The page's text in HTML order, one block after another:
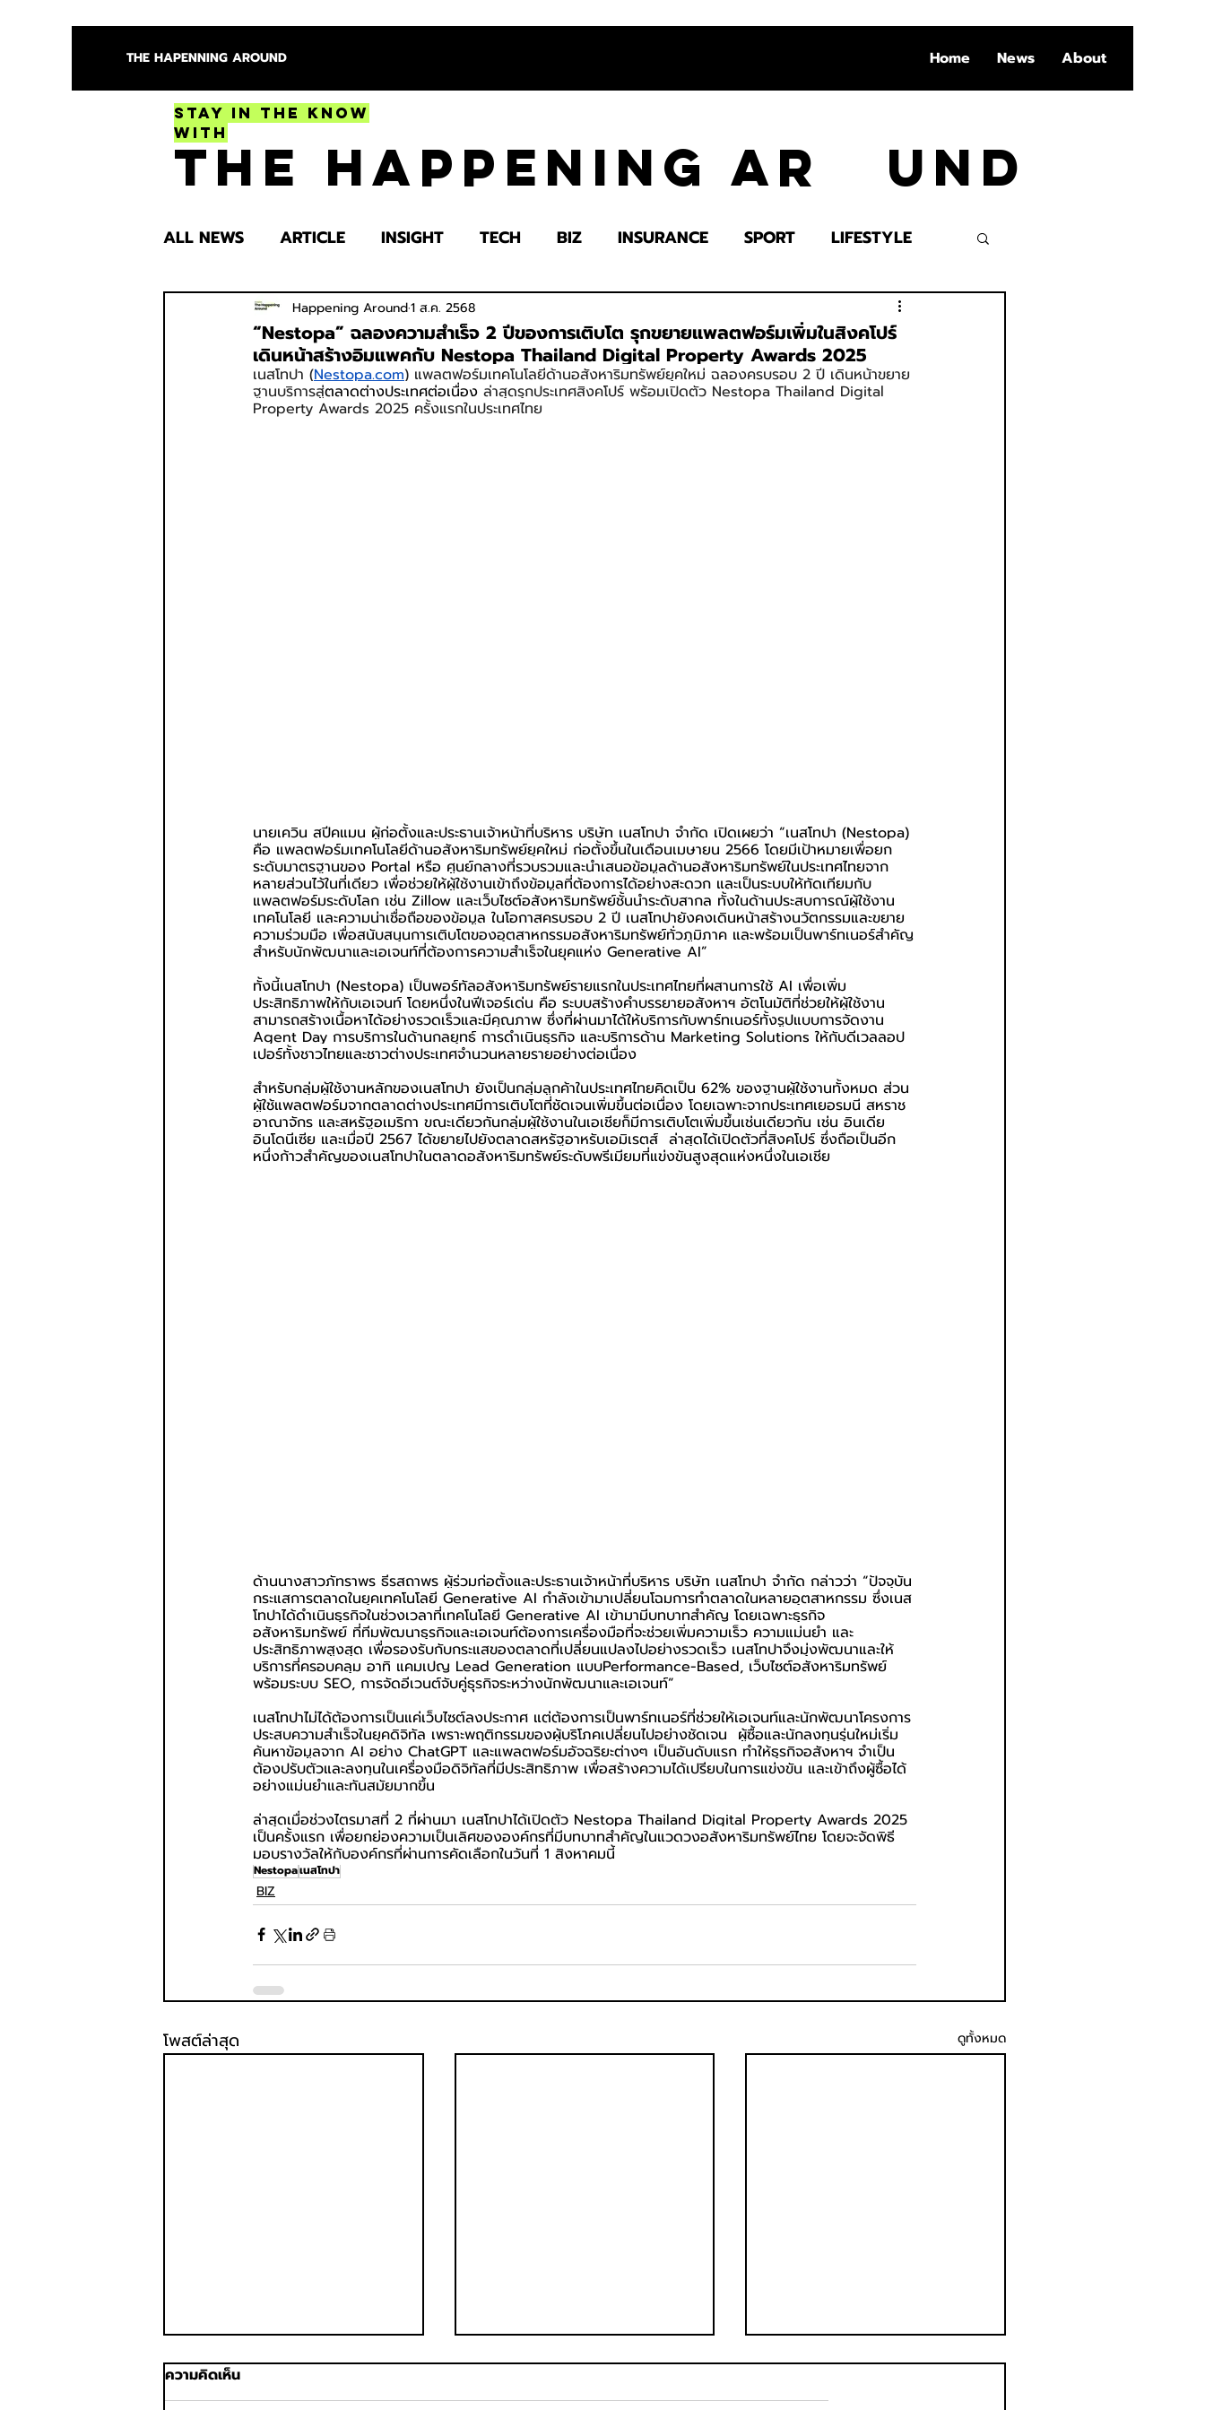
THE HAPENNING AROUND Home News About
Stay in the Know
With
The Happening Ar und
ALL NEWS ARTICLE INSIGHT TECH BIZ INSURANCE SPORT LIFESTYLE
ENTERTAINMENT HEALTH EDUCATION
SPOTLIGHT TRY
“Nestopa” ฉลองความสำเร็จ 2 ปีของการเติบโต รุกขยายแพลตฟอร์มเพิ่มในสิงคโปร์
เดินหน้าสร้างอิมแพคกับ Nestopa Thailand Digital Property Awards 2025
Happening Around1 ส.ค. 2568
เนสโทปา (Nestopa.com) แพลตฟอร์มเทคโนโลยีด้านอสังหาริมทรัพย์ยุคใหม่ ฉลองครบรอบ 2 ปี เดินหน้าขยาย
ฐานบริการสู่ตลาดต่างประเทศต่อเนื่อง ล่าสุดรุกประเทศสิงคโปร์ พร้อมเปิดตัว Nestopa Thailand Digital
Property Awards 2025 ครั้งแรกในประเทศไทย
นายเควิน สปีคแมน ผู้ก่อตั้งและประธานเจ้าหน้าที่บริหาร บริษัท เนสโทปา จำกัด เปิดเผยว่า “เนสโทปา (Nestopa)
คือ แพลตฟอร์มเทคโนโลยีด้านอสังหาริมทรัพย์ยุคใหม่ ก่อตั้งขึ้นในเดือนเมษายน 2566 โดยมีเป้าหมายเพื่อยก
ระดับมาตรฐานของ Portal หรือ ศูนย์กลางที่รวบรวมและนำเสนอข้อมูลด้านอสังหาริมทรัพย์ในประเทศไทยจาก
หลายส่วนไว้ในที่เดียว เพื่อช่วยให้ผู้ใช้งานเข้าถึงข้อมูลที่ต้องการได้อย่างสะดวก และเป็นระบบให้ทัดเทียมกับ
แพลตฟอร์มระดับโลก เช่น Zillow และเว็บไซต์อสังหาริมทรัพย์ชั้นนำระดับสากล ทั้งในด้านประสบการณ์ผู้ใช้งาน
เทคโนโลยี และความน่าเชื่อถือของข้อมูล ในโอกาสครบรอบ 2 ปี เนสโทปายังคงเดินหน้าสร้างนวัตกรรมและขยาย
ความร่วมมือ เพื่อสนับสนุนการเติบโตของอุตสาหกรรมอสังหาริมทรัพย์ทั่วภูมิภาค และพร้อมเป็นพาร์ทเนอร์สำคัญ
สำหรับนักพัฒนาและเอเจนท์ที่ต้องการความสำเร็จในยุคแห่ง Generative AI”
ทั้งนี้เนสโทปา (Nestopa) เป็นพอร์ทัลอสังหาริมทรัพย์รายแรกในประเทศไทยที่ผสานการใช้ AI เพื่อเพิ่ม
ประสิทธิภาพให้กับเอเจนท์ โดยหนึ่งในฟีเจอร์เด่น คือ ระบบสร้างคำบรรยายอสังหาฯ อัตโนมัติที่ช่วยให้ผู้ใช้งาน
สามารถสร้างเนื้อหาได้อย่างรวดเร็วและมีคุณภาพ ซึ่งที่ผ่านมาได้ให้บริการกับพาร์ทเนอร์ทั้งรูปแบบการจัดงาน
Agent Day การบริการในด้านกลยุทธ์ การดำเนินธุรกิจ และบริการด้าน Marketing Solutions ให้กับดีเวลลอป
เปอร์ทั้งชาวไทยและชาวต่างประเทศจำนวนหลายรายอย่างต่อเนื่อง
สำหรับกลุ่มผู้ใช้งานหลักของเนสโทปา ยังเป็นกลุ่มลูกค้าในประเทศไทยคิดเป็น 62% ของฐานผู้ใช้งานทั้งหมด ส่วน
ผู้ใช้แพลตฟอร์มจากตลาดต่างประเทศมีการเติบโตที่ชัดเจนเพิ่มขึ้นต่อเนื่อง โดยเฉพาะจากประเทศเยอรมนี สหราช
อาณาจักร และสหรัฐอเมริกา ขณะเดียวกันกลุ่มผู้ใช้งานในเอเชียก็มีการเติบโตเพิ่มขึ้นเช่นเดียวกัน เช่น อินเดีย
อินโดนีเซีย และเมื่อปี 2567 ได้ขยายไปยังตลาดสหรัฐอาหรับเอมิเรตส์  ล่าสุดได้เปิดตัวที่สิงคโปร์ ซึ่งถือเป็นอีก
หนึ่งก้าวสำคัญของเนสโทปาในตลาดอสังหาริมทรัพย์ระดับพรีเมียมที่แข่งขันสูงสุดแห่งหนึ่งในเอเชีย
ด้านนางสาวภัทราพร ธีรสถาพร ผู้ร่วมก่อตั้งและประธานเจ้าหน้าที่บริหาร บริษัท เนสโทปา จำกัด กล่าวว่า “ปัจจุบัน
กระแสการตลาดในยุคเทคโนโลยี Generative AI กำลังเข้ามาเปลี่ยนโฉมการทำตลาดในหลายอุตสาหกรรม ซึ่งเนส
โทปาได้ดำเนินธุรกิจในช่วงเวลาที่เทคโนโลยี Generative AI เข้ามามีบทบาทสำคัญ โดยเฉพาะธุรกิจ
อสังหาริมทรัพย์ ที่ทีมพัฒนาธุรกิจและเอเจนท์ต้องการเครื่องมือที่จะช่วยเพิ่มความเร็ว ความแม่นยำ และ
ประสิทธิภาพสูงสุด เพื่อรองรับกับกระแสของตลาดที่เปลี่ยนแปลงไปอย่างรวดเร็ว เนสโทปาจึงมุ่งพัฒนาและให้
บริการที่ครอบคลุม อาทิ แคมเปญ Lead Generation แบบPerformance-Based, เว็บไซต์อสังหาริมทรัพย์
พร้อมระบบ SEO, การจัดอีเวนต์จับคู่ธุรกิจระหว่างนักพัฒนาและเอเจนท์”
เนสโทปาไม่ได้ต้องการเป็นแค่เว็บไซต์ลงประกาศ แต่ต้องการเป็นพาร์ทเนอร์ที่ช่วยให้เอเจนท์และนักพัฒนาโครงการ
ประสบความสำเร็จในยุคดิจิทัล เพราะพฤติกรรมของผู้บริโภคเปลี่ยนไปอย่างชัดเจน  ผู้ซื้อและนักลงทุนรุ่นใหม่เริ่ม
ค้นหาข้อมูลจาก AI อย่าง ChatGPT และแพลตฟอร์มอัจฉริยะต่างๆ เป็นอันดับแรก ทำให้ธุรกิจอสังหาฯ จำเป็น
ต้องปรับตัวและลงทุนในเครื่องมือดิจิทัลที่มีประสิทธิภาพ เพื่อสร้างความได้เปรียบในการแข่งขัน และเข้าถึงผู้ซื้อได้
อย่างแม่นยำและทันสมัยมากขึ้น
ล่าสุดเมื่อช่วงไตรมาสที่ 2 ที่ผ่านมา เนสโทปาได้เปิดตัว Nestopa Thailand Digital Property Awards 2025
เป็นครั้งแรก เพื่อยกย่องความเป็นเลิศขององค์กรที่มีบทบาทสำคัญในแวดวงอสังหาริมทรัพย์ไทย โดยจะจัดพิธี
มอบรางวัลให้กับองค์กรที่ผ่านการคัดเลือกในวันที่ 1 สิงหาคมนี้
Nestopaเนสโทปา
BIZ
โพสต์ล่าสุด ดูทั้งหมด
ความคิดเห็น